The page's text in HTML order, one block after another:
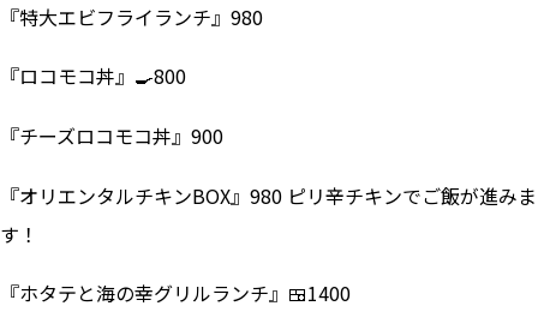
『特大エビフライランチ』980
『ロコモコ丼』🍳800
『チーズロコモコ丼』900
『オリエンタルチキンBOX』980 ピリ辛チキンでご飯が進みま
す！
『ホタテと海の幸グリルランチ』🍱1400